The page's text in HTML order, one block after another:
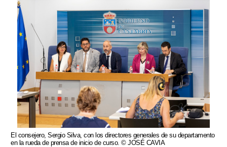
El consejero, Sergio Silva, con los directores generales de su departamento
en la rueda de prensa de inicio de curso. © JOSÉ CAVIA